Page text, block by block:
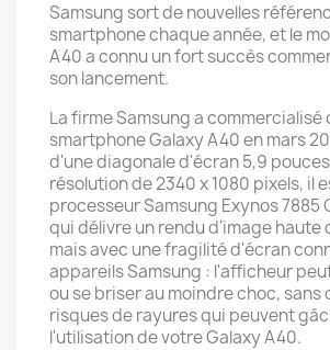
Samsung sort de nouvelles
smartphone chaque année, et le
A40 a connu un fort succès
son lancement.
La firme Samsung a commercialisé
smartphone Galaxy A40 en mars
d'une diagonale d'écran 5,9
résolution de 2340 x 1080 pixels, il
processeur Samsung Exynos 7885
qui délivre un rendu d'image haute
mais avec une fragilité d'écran
appareils Samsung : l'afficheur
ou se briser au moindre choc, sans
risques de rayures qui peuvent
l'utilisation de votre Galaxy A40.